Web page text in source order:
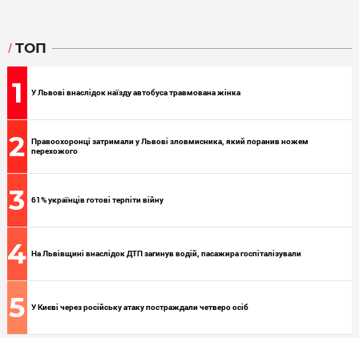
ТОП
1 У Львові внаслідок наїзду автобуса травмована жінка
2
Правоохоронці затримали у Львові зловмисника, який поранив ножем
перехожого
3 61% українців готові терпіти війну
4 На Львівщині внаслідок ДТП загинув водій, пасажира госпіталізували
5 У Києві через російську атаку постраждали четверо осіб